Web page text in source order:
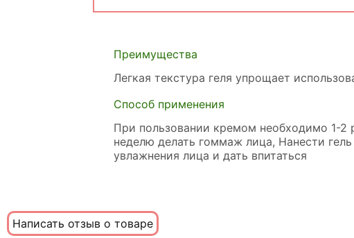
Преимущества
Легкая текстура геля упрощает
Способ применения
При пользовании кремом необходимо 1-2
неделю делать гоммаж лица, Нанести
увлажнения лица и дать впитаться
Написать отзыв о товаре